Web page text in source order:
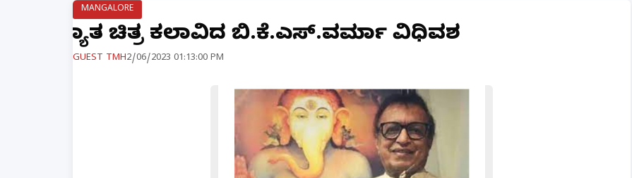
MANGALORE
ಖ್ಯಾತ ಚಿತ್ರ ಕಲಾವಿದ ಬಿ.ಕೆ.ಎಸ್.ವರ್ಮಾ ವಿಧಿವಶ
GUEST TMH2/06/2023 01:13:00 PM